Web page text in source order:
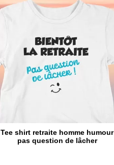
Tee shirt retraite homme humour
pas question de lâcher